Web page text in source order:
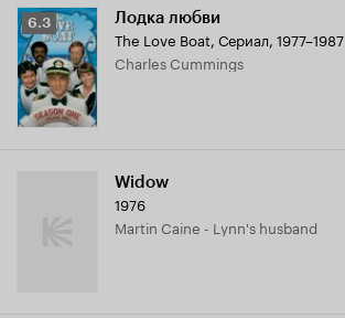
Рейтинг
Кинопоиска
6.3
6.3 Лодка любви
The Love Boat, Сериал, 1977–1987
Charles Cummings
Widow
1976
Martin Caine - Lynn's husband